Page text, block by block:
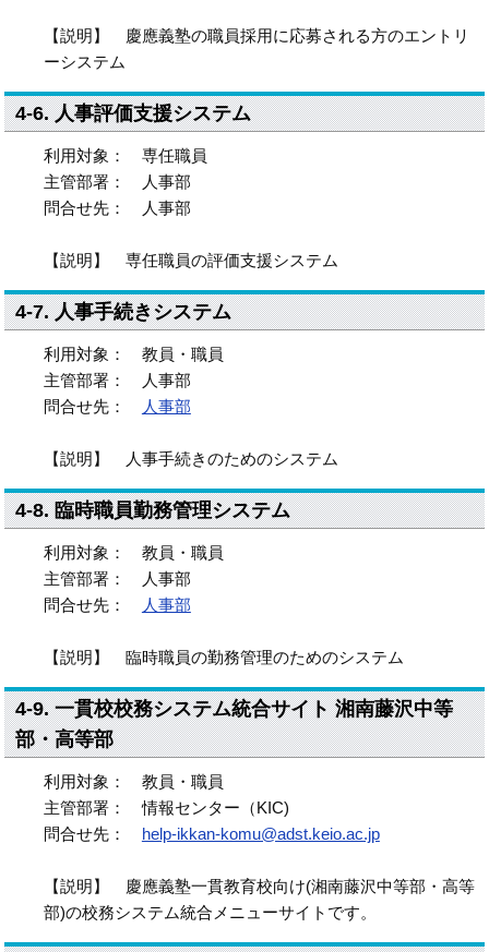
【説明】 慶應義塾の職員採用に応募される方のエントリ
ーシステム
4-6. 人事評価支援システム
利用対象： 専任職員
主管部署： 人事部
問合せ先： 人事部
【説明】 専任職員の評価支援システム
4-7. 人事手続きシステム
利用対象： 教員・職員
主管部署： 人事部
問合せ先：
人事部
【説明】 人事手続きのためのシステム
4-8. 臨時職員勤務管理システム
利用対象： 教員・職員
主管部署： 人事部
問合せ先：
人事部
【説明】 臨時職員の勤務管理のためのシステム
4-9. 一貫校校務システム統合サイト 湘南藤沢中等
部・高等部
利用対象： 教員・職員
主管部署： 情報センター（KIC)
問合せ先： help-ikkan-komu@adst.keio.ac.jp
【説明】 慶應義塾一貫教育校向け(湘南藤沢中等部・高等
部)の校務システム統合メニューサイトです。